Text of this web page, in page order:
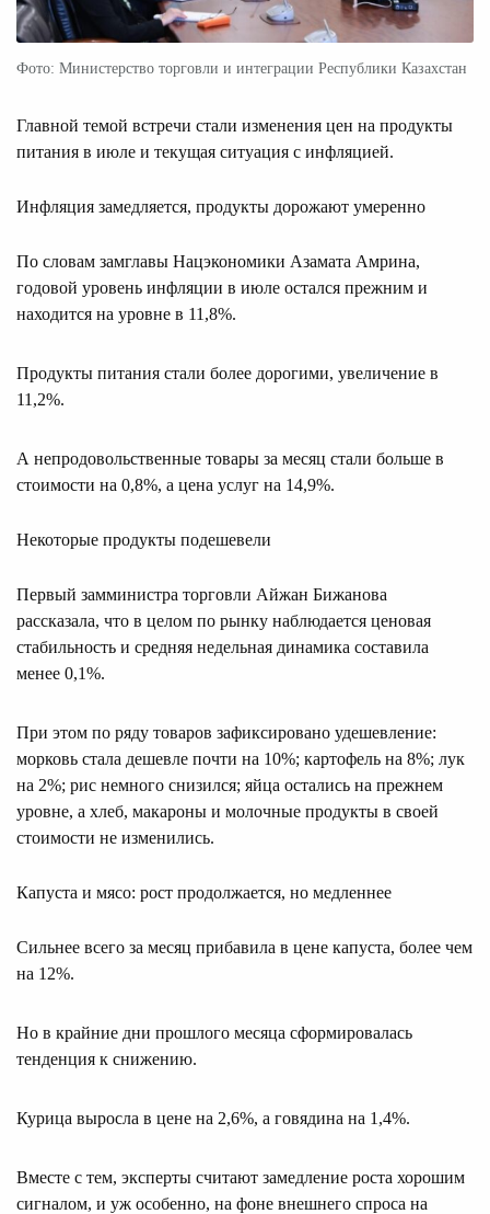
Фото: Министерство торговли и интеграции Республики Казахстан
Главной темой встречи стали изменения цен на продукты
питания в июле и текущая ситуация с инфляцией.
Инфляция замедляется, продукты дорожают умеренно
По словам замглавы Нацэкономики Азамата Амрина,
годовой уровень инфляции в июле остался прежним и
находится на уровне в 11,8%.
Продукты питания стали более дорогими, увеличение в
11,2%.
А непродовольственные товары за месяц стали больше в
стоимости на 0,8%, а цена услуг на 14,9%.
Некоторые продукты подешевели
Первый замминистра торговли Айжан Бижанова
рассказала, что в целом по рынку наблюдается ценовая
стабильность и средняя недельная динамика составила
менее 0,1%.
При этом по ряду товаров зафиксировано удешевление:
морковь стала дешевле почти на 10%; картофель на 8%; лук
на 2%; рис немного снизился; яйца остались на прежнем
уровне, а хлеб, макароны и молочные продукты в своей
стоимости не изменились.
Капуста и мясо: рост продолжается, но медленнее
Сильнее всего за месяц прибавила в цене капуста, более чем
на 12%.
Но в крайние дни прошлого месяца сформировалась
тенденция к снижению.
Курица выросла в цене на 2,6%, а говядина на 1,4%.
Вместе с тем, эксперты считают замедление роста хорошим
сигналом, и уж особенно, на фоне внешнего спроса на